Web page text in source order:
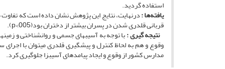
استفاده گردید.
یافته‌ها :درنهایت، نتایج این پژوهش نشان داده است که
قربانی قلدری شدن در پسران بیشتر از دختران بود(p<005).
نتیجه گیری :با توجه به آسیب­های جسمی و روانشناختی و
وقوع و هم به لحاظ کنترل و پیشگیری قلدری می­توان با
مدارس کشور از وقوع و ایجاد پیامدهای آسیب­زا جلوگیری کرد.